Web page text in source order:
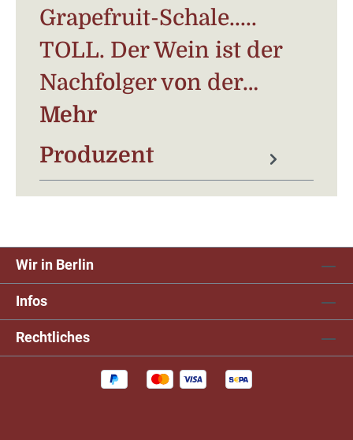
Grapefruit-Schale.....
TOLL. Der Wein ist der
Nachfolger von der…
Mehr
Produzent
Wir in Berlin
Infos
Rechtliches